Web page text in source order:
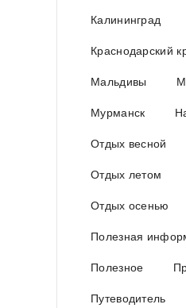
Калининград
Краснодарский
Мальдивы
Мурманск
Отдых весной
Отдых летом
Отдых осенью
Полезная
Полезное
Путеводитель